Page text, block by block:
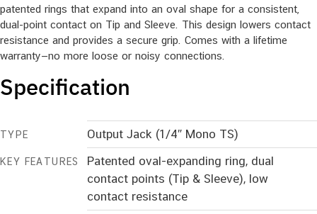
patented rings that expand into an oval shape for a consistent,
dual-point contact on Tip and Sleeve. This design lowers contact
resistance and provides a secure grip. Comes with a lifetime
warranty—no more loose or noisy connections.
Specification
TYPE Output Jack (1/4″ Mono TS)
KEY FEATURES
Patented oval-expanding ring, dual
contact points (Tip & Sleeve), low
contact resistance